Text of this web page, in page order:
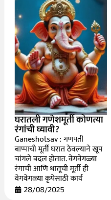
घरातली गणेशमूर्ती कोणत्या
रंगांची घ्यावी?
Ganeshotsav : गणपती
बाप्पाची मूर्ती घरात ठेवल्याने खूप
चांगले बदल होतात. वेगवेगळ्या
रंगाची आणि धातूची मूर्ती ही
वेगवेगळ्या कृपेसाठी कार्य
28/08/2025